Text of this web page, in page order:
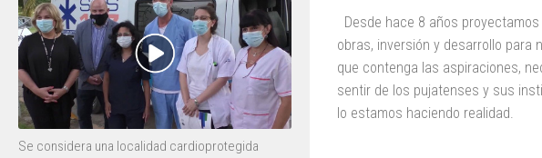
Desde hace 8 años
obras, inversión y desarrollo para
que contenga las aspiraciones,
sentir de los pujatenses y sus
lo estamos haciendo realidad.
Se considera una localidad cardioprotegida